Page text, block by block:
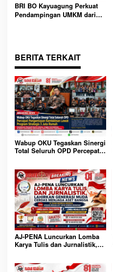
BRI BO Kayuagung Perkuat
Pendampingan UMKM dari
BERITA TERKAIT
Wabup OKU Tegaskan Sinergi
Total Seluruh OPD Percepat
Juta Rumah
AJ-PENA Luncurkan Lomba
Karya Tulis dan Jurnalistik,